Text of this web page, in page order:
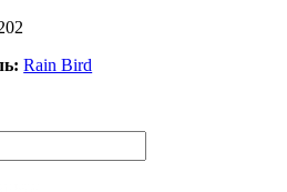
Rain Bird